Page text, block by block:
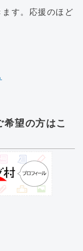
す。応援のほど
望の方はこ